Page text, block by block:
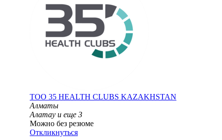
ТОО 35 HEALTH CLUBS KAZAKHSTAN
Алматы
Алатау и еще 3
Можно без резюме
Откликнуться